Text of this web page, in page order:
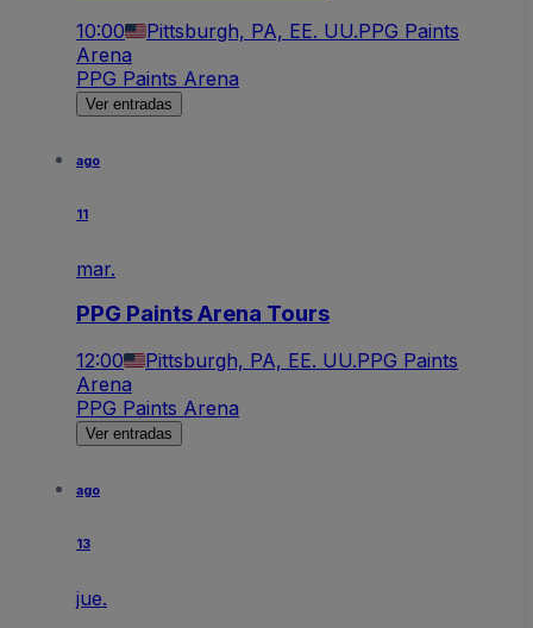
10:00 Pittsburgh, PA, EE. UU.PPG Paints
Arena
PPG Paints Arena
Ver entradas
ago
11
mar.
PPG Paints Arena Tours
12:00 Pittsburgh, PA, EE. UU.PPG Paints
Arena
PPG Paints Arena
Ver entradas
ago
13
jue.